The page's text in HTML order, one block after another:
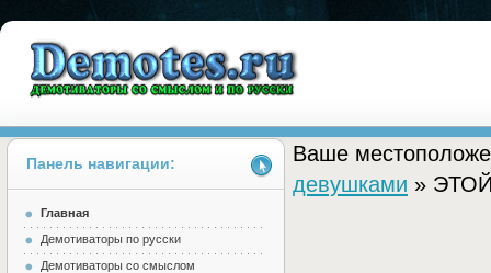
Demotes.ru
Ваше
девушками »
Панель навигации:
Главная
Демотиваторы по русски
Демотиваторы со смыслом